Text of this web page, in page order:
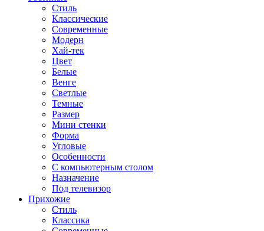
Стиль
Классические
Современные
Модерн
Хай-тек
Цвет
Белые
Венге
Светлые
Темные
Размер
Мини стенки
Форма
Угловые
Особенности
С компьютерным столом
Назначение
Под телевизор
Прихожие
Стиль
Классика